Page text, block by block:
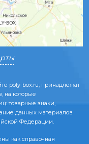
poly-box.ru, принадлежат
на которые
товарные знаки,
данных материалов
Федерации.
как справочная